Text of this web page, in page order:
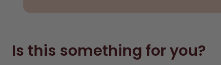
Is this something for you?